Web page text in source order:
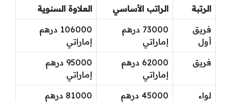
الرتبة الراتب الأساسي العلاوة السنوية
فريق
أول
73000 درهم
إماراتي
106000 درهم
إماراتي
فريق
62000 درهم
إماراتي
95000 درهم
إماراتي
لواء
45000 درهم
81000 درهم